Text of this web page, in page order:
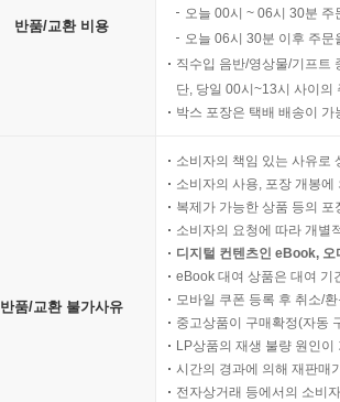
반품/교환 비용
오늘 00시 ~ 06시 30분
오늘 06시 30분 이후 주
직수입 음반/영상물/기프트
단, 당일 00시~13시 사이의
박스 포장은 택배 배송이
반품/교환 불가사유
소비자의 책임 있는 사유로
소비자의 사용, 포장 개봉
복제가 가능한 상품 등의
소비자의 요청에 따라 개별
디지털 컨텐츠인 eBook,
eBook 대여 상품은 대여 기
모바일 쿠폰 등록 후 취소/
중고상품이 구매확정(자동
LP상품의 재생 불량 원인
시간의 경과에 의해 재판매
전자상거래 등에서의 소비